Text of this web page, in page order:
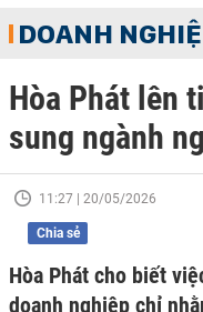
DOANH
Hòa Phát lên
sung ngành
11:27 | 20/05/2026
Chia sẻ
Hòa Phát cho biết
doanh nghiệp chỉ